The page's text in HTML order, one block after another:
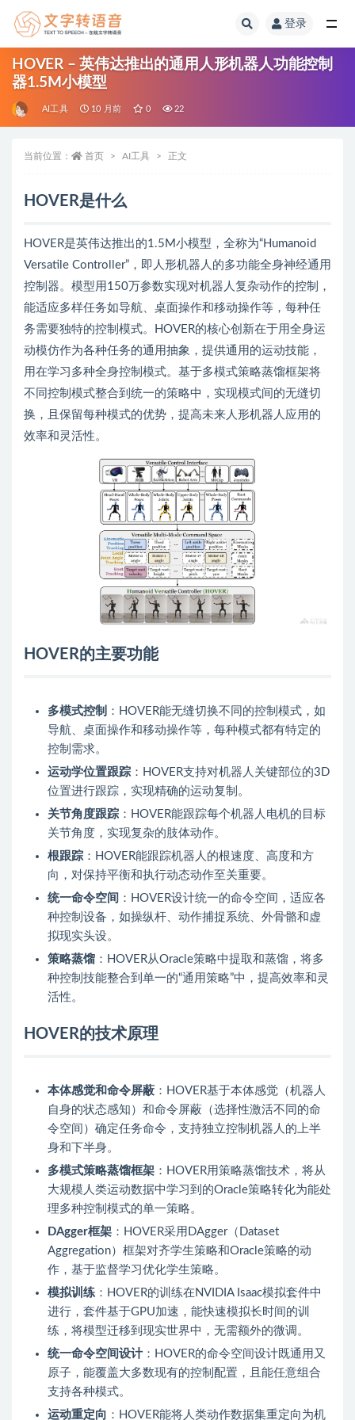
登录
HOVER – 英伟达推出的通用人形机器人功能控制
器1.5M小模型
AI工具 10 月前 0 22
当前位置： 首页 AI工具 正文
HOVER是什么
HOVER是英伟达推出的1.5M小模型，全称为“Humanoid
Versatile Controller”，即人形机器人的多功能全身神经通用
控制器。模型用150万参数实现对机器人复杂动作的控制，
能适应多样任务如导航、桌面操作和移动操作等，每种任
务需要独特的控制模式。HOVER的核心创新在于用全身运
动模仿作为各种任务的通用抽象，提供通用的运动技能，
用在学习多种全身控制模式。基于多模式策略蒸馏框架将
不同控制模式整合到统一的策略中，实现模式间的无缝切
换，且保留每种模式的优势，提高未来人形机器人应用的
效率和灵活性。
HOVER的主要功能
多模式控制 ：HOVER能无缝切换不同的控制模式，如
导航、桌面操作和移动操作等，每种模式都有特定的
控制需求。
运动学位置跟踪 ：HOVER支持对机器人关键部位的3D
位置进行跟踪，实现精确的运动复制。
关节角度跟踪 ：HOVER能跟踪每个机器人电机的目标
关节角度，实现复杂的肢体动作。
根跟踪 ：HOVER能跟踪机器人的根速度、高度和方
向，对保持平衡和执行动态动作至关重要。
统一命令空间
：HOVER设计统一的命令空间，适应各
种控制设备，如操纵杆、动作捕捉系统、外骨骼和虚
拟现实头设。
策略蒸馏 ：HOVER从Oracle策略中提取和蒸馏，将多
种控制技能整合到单一的“通用策略”中，提高效率和灵
活性。
HOVER的技术原理
本体感觉和命令屏蔽 ：HOVER基于本体感觉（机器人
自身的状态感知）和命令屏蔽（选择性激活不同的命
令空间）确定任务命令，支持独立控制机器人的上半
身和下半身。
多模式策略蒸馏框架 ：HOVER用策略蒸馏技术，将从
大规模人类运动数据中学习到的Oracle策略转化为能处
理多种控制模式的单一策略。
DAgger框架 ：HOVER采用DAgger（Dataset
Aggregation）框架对齐学生策略和Oracle策略的动
作，基于监督学习优化学生策略。
模拟训练 ：HOVER的训练在NVIDIA Isaac模拟套件中
进行，套件基于GPU加速，能快速模拟长时间的训
练，将模型迁移到现实世界中，无需额外的微调。
统一命令空间设计：HOVER的命令空间设计既通用又
原子，能覆盖大多数现有的控制配置，且能任意组合
支持各种模式。
运动重定向 ：HOVER能将人类动作数据集重定向为机